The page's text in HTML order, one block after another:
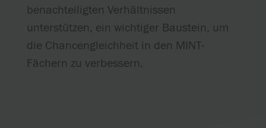
benachteiligten Verhältnissen
unterstützen, ein wichtiger Baustein, um
die Chancengleichheit in den MINT-
Fächern zu verbessern.